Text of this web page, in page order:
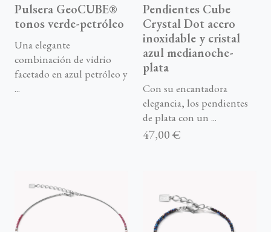
Pulsera GeoCUBE®
tonos verde-petróleo
Una elegante
combinación de vidrio
facetado en azul petróleo y
...
Pendientes Cube
Crystal Dot acero
inoxidable y cristal
azul medianoche-
plata
Con su encantadora
elegancia, los pendientes
de plata con un ...
47,00 €